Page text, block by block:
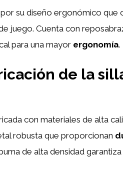
su diseño ergonómico que
juego. Cuenta con
para una mayor ergonomía.
de la
con materiales de alta
robusta que proporcionan
de alta densidad